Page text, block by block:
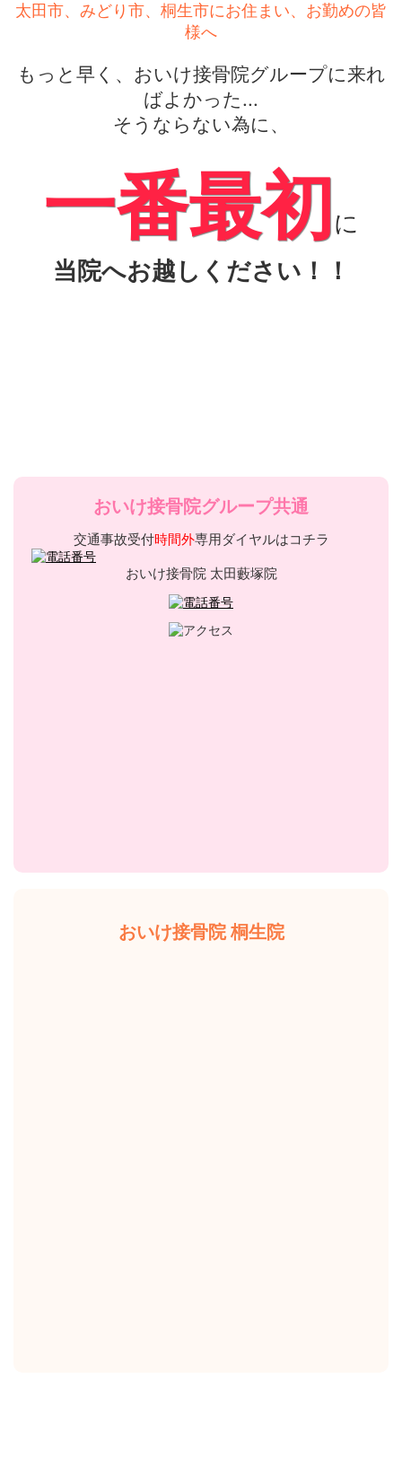
太田市、みどり市、桐生市にお住まい、お勤めの皆
様へ
もっと早く、おいけ接骨院グループに来れ
ばよかった...
そうならない為に、
一番最初に
当院へお越しください！！
おいけ接骨院グループ共通
交通事故受付時間外専用ダイヤルはコチラ
おいけ接骨院 太田藪塚院
おいけ接骨院 桐生院